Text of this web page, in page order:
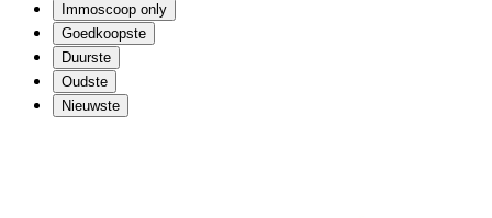
Immoscoop only
Goedkoopste
Duurste
Oudste
Nieuwste